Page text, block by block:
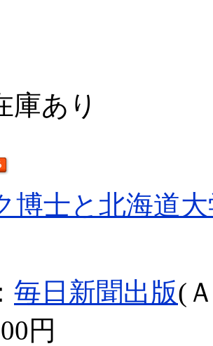
庫あり
博士と北海道
毎日新聞出版(
円